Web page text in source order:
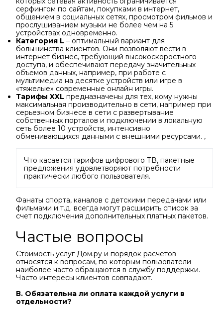
серфингом по сайтам, покупками в интернет,
общением в социальных сетях, просмотром фильмов и
прослушиванием музыки не более чем на 5
устройствах одновременно.
Категория L – оптимальный вариант для
большинства клиентов. Они позволяют вести в
интернет бизнес, требующий высокоскоростного
доступа, и обеспечивают передачу значительных
объемов данных, например, при работе с
мультимедиа на десятке устройств или игре в
«тяжелые» современные онлайн игры.
Тарифы XXL предназначены для тех, кому нужны
максимальная производительно в сети, например при
серьезном бизнесе в сети с развертывание
собственных порталов и подключении в локальную
сеть более 10 устройств, интенсивно
обменивающихся данными с внешними ресурсами. ,
Что касается тарифов цифрового ТВ, пакетные
предложения удовлетворяют потребности
практически любого пользователя.
Фанаты спорта, каналов с детскими передачами или
фильмами и т.д. всегда могут расширить список за
счет подключения дополнительных платных пакетов.
Частые вопросы
Стоимость услуг Дом.ру и порядок расчетов
относятся к вопросам, по которым пользователи
наиболее часто обращаются в службу поддержки.
Часто интересы клиентов совпадают.
В. Обязательна ли оплата каждой услуги в
отдельности?